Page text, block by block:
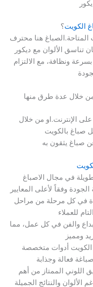
الكويت؟
هنا محترف
تناسق الألوان مع ديكور
ونظافة، مع الالتزام
الإنترنت.او من خلال
صباغ بالكويت
في مجال الاصباغ
في كل مرحلة من مراحل
والفن في كل عمل، مما
الكويت أدوات متخصصة
اللوني الممتاز من أهم